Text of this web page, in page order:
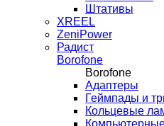
Штативы
XREEL
ZeniPower
Радист
Borofone
Borofone
Адаптеры
Геймпады и
Кольцевые